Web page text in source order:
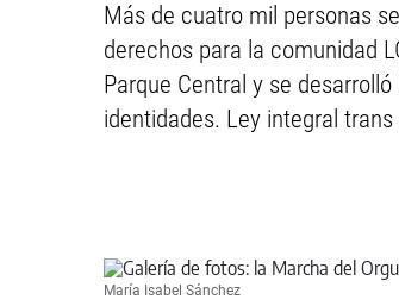
Más de cuatro mil personas
derechos para la comunidad
Parque Central y se
identidades. Ley integral
María Isabel Sánchez